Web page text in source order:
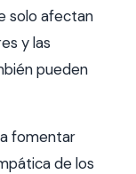
solo afectan
y las
pueden
fomentar
de los